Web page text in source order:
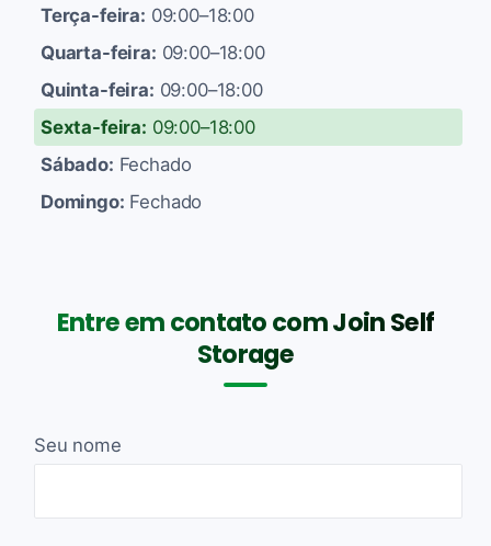
Terça-feira: 09:00–18:00
Quarta-feira: 09:00–18:00
Quinta-feira: 09:00–18:00
Sexta-feira: 09:00–18:00
Sábado: Fechado
Domingo: Fechado
Entre em contato com Join Self
Storage
Seu nome